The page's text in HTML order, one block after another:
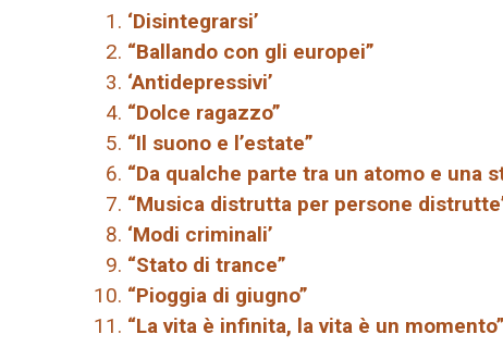
‘Disintegrarsi’
“Ballando con gli europei”
‘Antidepressivi’
“Dolce ragazzo”
“Il suono e l’estate”
“Da qualche parte tra un atomo e una
“Musica distrutta per persone
‘Modi criminali’
“Stato di trance”
“Pioggia di giugno”
“La vita è infinita, la vita è un momento”